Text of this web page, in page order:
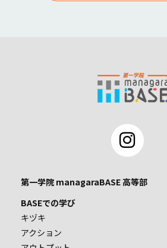
第一学院 managaraBASE 高等部
BASEでの学び
キヅキ
アクション